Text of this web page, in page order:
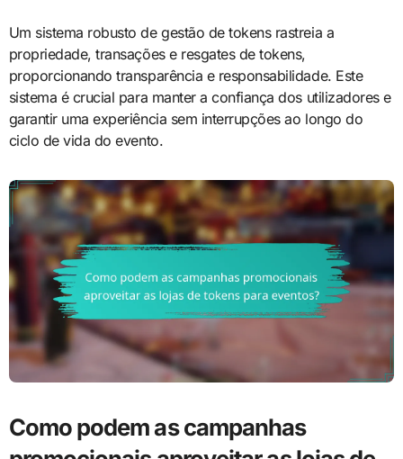
Um sistema robusto de gestão de tokens rastreia a
propriedade, transações e resgates de tokens,
proporcionando transparência e responsabilidade. Este
sistema é crucial para manter a confiança dos utilizadores e
garantir uma experiência sem interrupções ao longo do
ciclo de vida do evento.
Como podem as campanhas